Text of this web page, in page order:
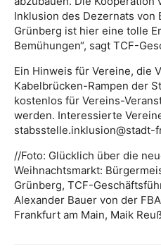
Inklusion des Dezernats
Grünberg ist hier eine tolle
Bemühungen“, sagt TCF-
Ein Hinweis für Vereine, die
Kabelbrücken-Rampen der
kostenlos für Vereins-
werden. Interessierte
stabsstelle.inklusion@stadt-
//Foto: Glücklich über die
Weihnachtsmarkt:
Grünberg, TCF-
Alexander Bauer von der
Frankfurt am Main, Maik